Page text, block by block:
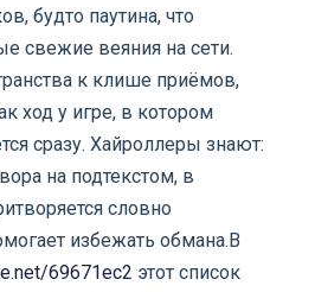
будто паутина, что
свежие веяния на сети.
к клише приёмов,
ход у игре, в котором
сразу. Хайроллеры знают:
на подтекстом, в
словно
избежать обмана.В
69671ec2 этот список